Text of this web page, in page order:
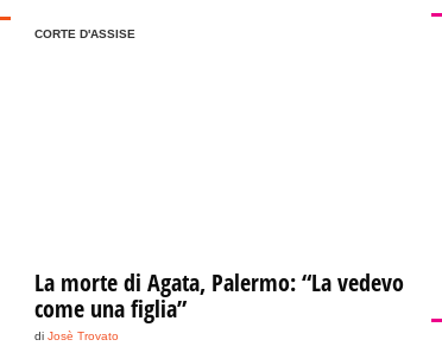
CORTE D'ASSISE
La morte di Agata, Palermo: “La vedevo
come una figlia”
diJosè Trovato